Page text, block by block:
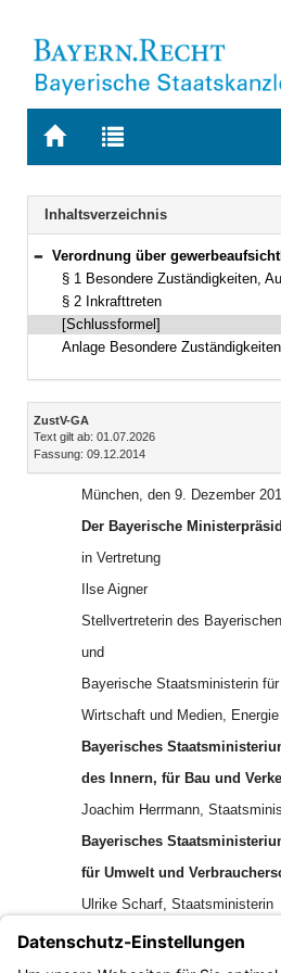
Zur
BAYERN.RECHT
Zur
letzten
Suche
Navigation
Inhaltsverzeichnis
Bereich reduzieren
Verordnung über gewerbeaufsichtliche Zuständigkeiten (ZustV-GA) Vom 9.
§ 1 Besondere Zuständigkeiten,
§ 2 Inkrafttreten
[Schlussformel]
Anlage Besondere Zuständigkeiten
Inhalt
ZustV-GA
Text gilt ab: 01.07.2026
Fassung: 09.12.2014
München, den 9. Dezember
Der Bayerische
in Vertretung
Ilse Aigner
Stellvertreterin des
und
Bayerische Staatsministerin für
Wirtschaft und Medien,
Bayerisches
des Innern, für Bau und
Joachim Herrmann,
Bayerisches
für Umwelt und
Ulrike Scharf, Staatsministerin
Bayerisches Staatsministerium
für Arbeit und Soziales,